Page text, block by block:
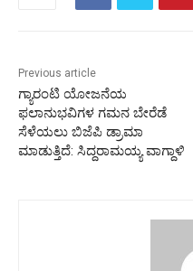
Previous article
ಗ್ಯಾರಂಟಿ ಯೋಜನೆಯ
ಫಲಾನುಭವಿಗಳ ಗಮನ ಬೇರೆಡೆ
ಸೆಳೆಯಲು ಬಿಜೆಪಿ ಡ್ರಾಮಾ
ಮಾಡುತ್ತಿದೆ: ಸಿದ್ದರಾಮಯ್ಯ ವಾಗ್ದಾಳಿ